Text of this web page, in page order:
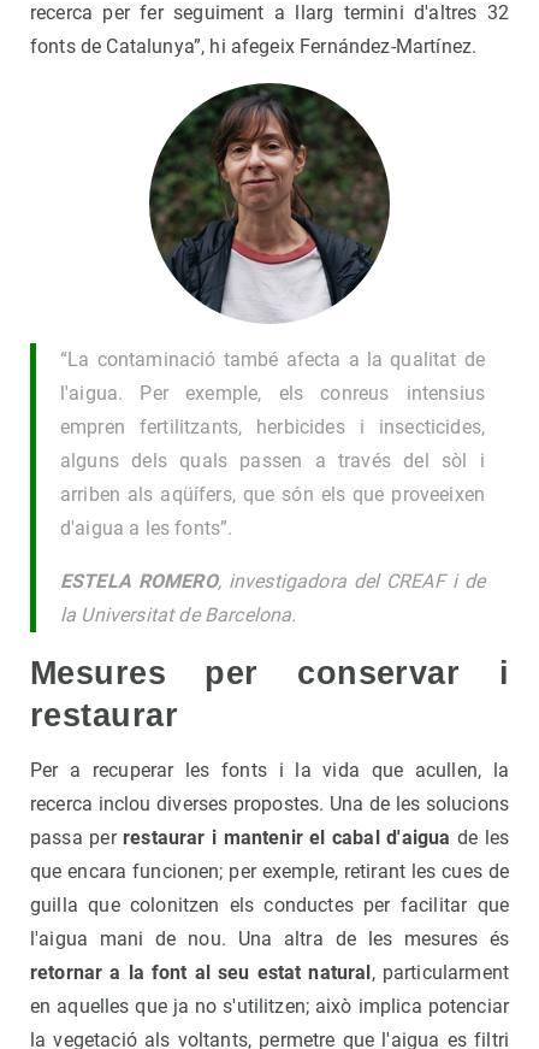
recerca per fer seguiment a llarg termini d'altres 32
fonts de Catalunya”, hi afegeix Fernández-Martínez.
“La contaminació també afecta a la qualitat de
l'aigua. Per exemple, els conreus intensius
empren fertilitzants, herbicides i insecticides,
alguns dels quals passen a través del sòl i
arriben als aqüífers, que són els que proveeixen
d'aigua a les fonts”.
ESTELA ROMERO, investigadora del CREAF i de
la Universitat de Barcelona.
Mesures per conservar i
restaurar
Per a recuperar les fonts i la vida que acullen, la
recerca inclou diverses propostes. Una de les solucions
passa perrestaurar i mantenir el cabal d'aigua de les
que encara funcionen; per exemple, retirant les cues de
guilla que colonitzen els conductes per facilitar que
l'aigua mani de nou. Una altra de les mesures és
retornar a la font al seu estat natural , particularment
en aquelles que ja no s'utilitzen; això implica potenciar
la vegetació als voltants, permetre que l'aigua es filtri